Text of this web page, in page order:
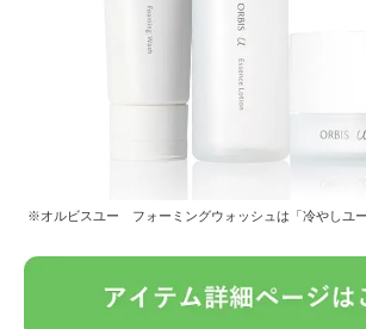
※オルビスユー フォーミングウォッシュは「冷やしユー